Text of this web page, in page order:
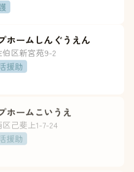
ホームしんぐうえん
区新宮苑9-2
援助
ホームこいうえ
己斐上1-7-24
援助